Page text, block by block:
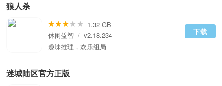
狼人杀
1.32 GB
休闲益智 / v2.18.234
趣味推理，欢乐组局
下载
迷城陆区官方正版